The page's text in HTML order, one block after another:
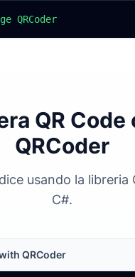
QRCoder
QR Code
QRCoder
usando la libreria
C#.
QRCoder